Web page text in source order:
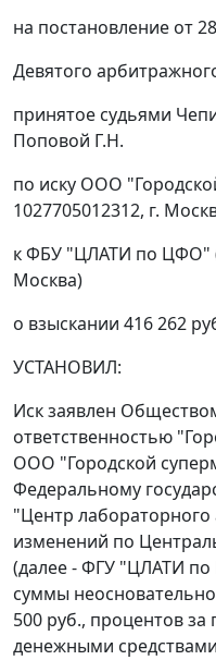
на постановление от
Девятого
принятое судьями
Поповой Г.Н.
по иску ООО
1027705012312, г.
к ФБУ "ЦЛАТИ по ЦФО"
Москва)
о взыскании 416 262
УСТАНОВИЛ:
Иск заявлен
ответственностью
ООО "Городской
Федеральному
"Центр лабораторного
изменений по
(далее - ФГУ "ЦЛАТИ
суммы
500 руб., процентов
денежными